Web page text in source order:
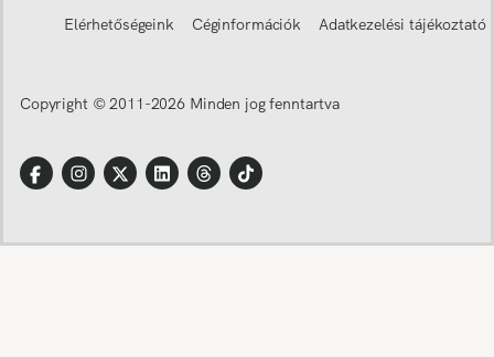
Elérhetőségeink Céginformációk Adatkezelési tájékoztató
Copyright © 2011-2026 Minden jog fenntartva